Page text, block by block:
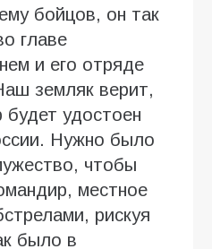
бойцов, он так
главе
и его отряде
земляк верит,
будет удостоен
Нужно было
чтобы
местное
рискуя
было в